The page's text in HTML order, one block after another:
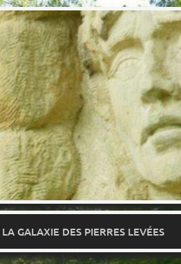
LA GALAXIE DES PIERRES LEVÉES